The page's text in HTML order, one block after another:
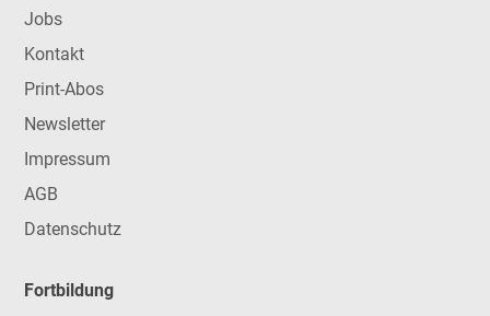
Jobs
Kontakt
Print-Abos
Newsletter
Impressum
AGB
Datenschutz
Fortbildung